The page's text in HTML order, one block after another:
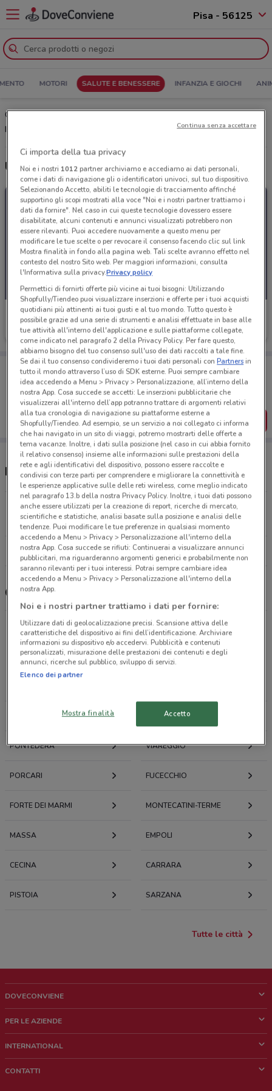
Pisa - 56125
MOTORI SALUTE E BENESSERE INFANZIA E GIOCHI
Centro Ottico Megavision Pisa: Volantino, Orari di apertura e
Indirizzi
Centro Ottico Megavision
Scade il 10/02 20.1 km
Porta DoveConviene sempre con te!
Puoi trovare le migliori offerte dei negozi vicino a te,
salvarle e creare la tua lista del risparmio, comodamente
dal tuo cellulare.
SCARICA L’APP
Negozi Centro Ottico Megavision a Pisa
Via Pesciatina, 1967 Picciorana
20.1 km
APERTO
Tutti i negozi Centro Ottico Megavision
Centro Ottico Megavision, offerte e negozi
Offerte volantini e cataloghi per città nelle vicinanze
LIVORNO
PONTEDERA VIAREGGIO
PORCARI FUCECCHIO
FORTE DEI MARMI MONTECATINI-TERME
MASSA EMPOLI
CECINA CARRARA
PISTOIA SARZANA
Tutte le città
DOVECONVIENE
Chi siamo
Lavora con noi
PER LE AZIENDE
Richieste commerciali e marketing
INTERNATIONAL
CONTATTI
Ci importa della tua privacy
Noi e i nostri 1012partner archiviamo e accediamo ai dati personali,
come i dati di navigazione gli o identificatori univoci, sul tuo dispositivo.
Selezionando Accetto, abiliti le tecnologie di tracciamento affinché
supportino gli scopi mostrati alla voce "Noi e i nostri partner trattiamo i
dati da fornire". Nel caso in cui queste tecnologie dovessero essere
disabilitate, alcuni contenuti e annunci visualizzati potrebbero non
essere rilevanti. Puoi accedere nuovamente a questo menu per
modificare le tue scelte o per revocare il consenso facendo clic sul link
Mostra finalità in fondo alla pagina web. Tali scelte avranno effetto nel
contesto del nostro Sito web. Per maggiori informazioni, consulta
l'Informativa sulla privacy.Privacy policy
Permettici di fornirti offerte più vicine ai tuoi bisogni: Utilizzando
Shopfully/Tiendeo puoi visualizzare inserzioni e offerte per i tuoi acquisti
quotidiani più attinenti ai tuoi gusti e al tuo mondo. Tutto questo è
possibile grazie ad una serie di strumenti e analisi effettuate in base alle
tue attività all'interno dell'applicazione e sulle piattaforme collegate,
come indicato nel paragrafo 2 della Privacy Policy. Per fare questo,
abbiamo bisogno del tuo consenso sull'uso dei dati raccolti a tale fine.
Se dai il tuo consenso condivideremo i tuoi dati personali conPartnersin
tutto il mondo attraverso l’uso di SDK esterne. Puoi sempre cambiare
idea accedendo a Menu > Privacy > Personalizzazione, all’interno della
nostra App. Cosa succede se accetti: Le inserzioni pubblicitarie che
visualizzerai all'interno dell’app potranno trattare di argomenti relativi
alla tua cronologia di navigazione su piattaforme esterne a
Shopfully/Tiendeo. Ad esempio, se un servizio a noi collegato ci informa
che hai navigato in un sito di viaggi, potremo mostrarti delle offerte a
tema vacanze. Inoltre, i dati sulla posizione (nel caso in cui abbia fornito
il relativo consenso) insieme alle informazioni sulle prestazioni della
rete e agli identificativi del dispositivo, possono essere raccolte e
condivisi con terze parti per comprendere e migliorare la connettività e
le esperienze applicative sulle delle reti wireless, come meglio indicato
nel paragrafo 13.b della nostra Privacy Policy. Inoltre, i tuoi dati possono
anche essere utilizzati per la creazione di report, ricerche di mercato,
scientifiche e statistiche, analisi basate sulla posizione e analisi delle
tendenze. Puoi modificare le tue preferenze in qualsiasi momento
accedendo a Menu > Privacy > Personalizzazione all'interno della
nostra App. Cosa succede se rifiuti: Continuerai a visualizzare annunci
pubblicitari, ma riguarderanno argomenti generici e probabilmente non
saranno rilevanti per i tuoi interessi. Potrai sempre cambiare idea
accedendo a Menu > Privacy > Personalizzazione all'interno della
nostra App.
Noi e i nostri partner trattiamo i dati per fornire:
Utilizzare dati di geolocalizzazione precisi. Scansione attiva delle
caratteristiche del dispositivo ai fini dell’identificazione. Archiviare
informazioni su dispositivo e/o accedervi. Pubblicità e contenuti
personalizzati, misurazione delle prestazioni dei contenuti e degli
annunci, ricerche sul pubblico, sviluppo di servizi.
Elenco dei partner
Mostra finalità Accetto
Continua senza accettare